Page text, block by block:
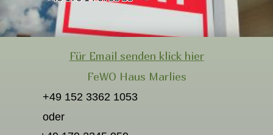
Für Email senden klick hier
FeWO Haus Marlies
+49 152 3362 1053
oder